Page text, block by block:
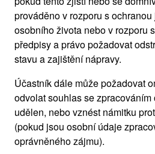
prováděno v rozporu s
osobního života nebo v rozporu
předpisy a právo požadovat
stavu a zajištění nápravy.
Účastník dále může požadovat
odvolat souhlas se
udělen, nebo vznést námitku
(pokud jsou osobní údaje
oprávněného zájmu).